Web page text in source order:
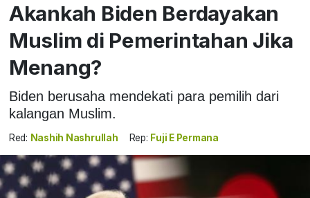
Akankah Biden Berdayakan
Muslim di Pemerintahan Jika
Menang?
Biden berusaha mendekati para pemilih dari
kalangan Muslim.
Red: Nashih Nashrullah Rep: Fuji E Permana